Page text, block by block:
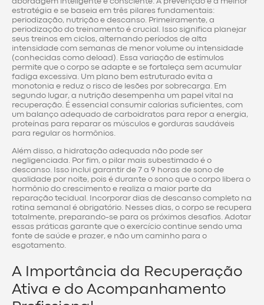
estratégia e se baseia em três pilares fundamentais:
periodização, nutrição e descanso. Primeiramente, a
periodização do treinamento é crucial. Isso significa planejar
seus treinos em ciclos, alternando períodos de alta
intensidade com semanas de menor volume ou intensidade
(conhecidas como deload). Essa variação de estímulos
permite que o corpo se adapte e se fortaleça sem acumular
fadiga excessiva. Um plano bem estruturado evita a
monotonia e reduz o risco de lesões por sobrecarga. Em
segundo lugar, a nutrição desempenha um papel vital na
recuperação. É essencial consumir calorias suficientes, com
um balanço adequado de carboidratos para repor a energia,
proteínas para reparar os músculos e gorduras saudáveis
para regular os hormônios.
Além disso, a hidratação adequada não pode ser
negligenciada. Por fim, o pilar mais subestimado é o
descanso. Isso inclui garantir de 7 a 9 horas de sono de
qualidade por noite, pois é durante o sono que o corpo libera o
hormônio do crescimento e realiza a maior parte da
reparação tecidual. Incorporar dias de descanso completo na
rotina semanal é obrigatório. Nesses dias, o corpo se recupera
totalmente, preparando-se para os próximos desafios. Adotar
essas práticas garante que o exercício continue sendo uma
fonte de saúde e prazer, e não um caminho para o
esgotamento.
A Importância da Recuperação
Ativa e do Acompanhamento